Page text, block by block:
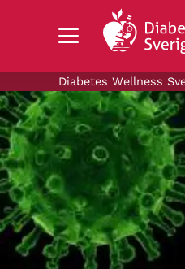
OM DIABETES
STÖD OSS
FORSKNING
NYHETER & EVENT
OM OSS
Search Diabetes
Diabetes Wellness